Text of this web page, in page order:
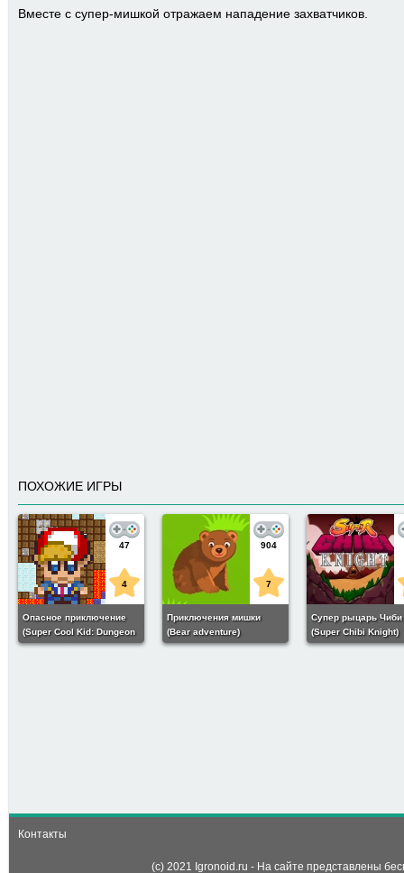
Вместе с супер-мишкой отражаем нападение захватчиков.
ПОХОЖИЕ ИГРЫ
47
4
Опасное приключение
(Super Cool Kid: Dungeon
Adventure)
904
7
Приключения мишки
(Bear adventure)
Супер рыцарь Чиби
(Super Chibi Knight)
Контакты
(c) 2021 Igronoid.ru - На сайте представлены